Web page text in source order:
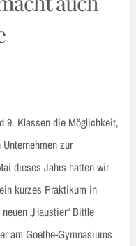
9. Klassen die Möglichkeit,
zur
dieses Jahrs hatten wir
kurzes Praktikum in
„Haustier“ Bittle
am Goethe-Gymnasiums